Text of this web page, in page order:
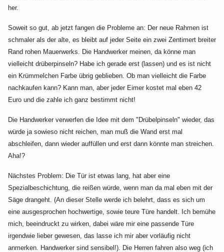
her.
Soweit so gut, ab jetzt fangen die Probleme an: Der neue Rahmen ist
schmaler als der alte, es bleibt auf jeder Seite ein zwei Zentimert breiter
Rand rohen Mauerwerks. Die Handwerker meinen, da könne man
vielleicht drüberpinseln? Habe ich gerade erst (lassen) und es ist nicht
ein Krümmelchen Farbe übrig geblieben. Ob man vielleicht die Farbe
nachkaufen kann? Kann man, aber jeder Eimer kostet mal eben 42
Euro und die zahle ich ganz bestimmt nicht!
Die Handwerker verwerfen die Idee mit dem "Drübelpinseln" wieder, das
würde ja sowieso nicht reichen, man muß die Wand erst mal
abschleifen, dann wieder auffüllen und erst dann könnte man streichen.
Aha!?
Nächstes Problem: Die Tür ist etwas lang, hat aber eine
Spezialbeschichtung, die reißen würde, wenn man da mal eben mit der
Säge drangeht. (An dieser Stelle werde ich belehrt, dass es sich um
eine ausgesprochen hochwertige, sowie teure Türe handelt. Ich bemühe
mich, beeindruckt zu wirken, dabei wäre mir eine passende Türe
irgendwie lieber gewesen, das lasse ich mir aber vorläufig nicht
anmerken. Handwerker sind sensibel!). Die Herren fahren also weg (ich